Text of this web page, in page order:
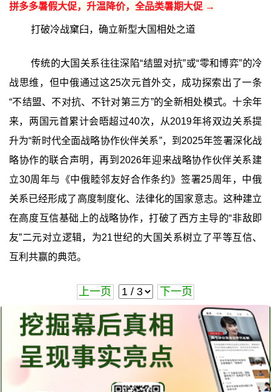
拼多多暑假大促，升温降价，全品类暑期大促 →
打破冷战窠臼，确立新型大国相处之道
传统的大国关系往往深陷“结盟对抗”或“零和博弈”的冷
战思维，但中俄通过这25次元首外交，成功探索出了一条
“不结盟、不对抗、不针对第三方”的全新相处模式。十余年
来，两国元首累计会晤超过40次，从2019年将双边关系提
升为“新时代全面战略协作伙伴关系”，到2025年签署深化战
略协作的联合声明，再到2026年迎来战略协作伙伴关系建
立30周年与《中俄睦邻友好合作条约》签署25周年，中俄
关系已经形成了高度制度化、法律化的国家意志。这种建立
在高度互信基础上的战略协作，打破了西方主导的“非敌即
友”二元对立逻辑，为21世纪的大国关系树立了平等互信、
互利共赢的典范。
上一页 下一页